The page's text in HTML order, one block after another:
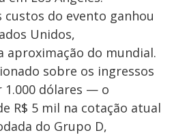
custos do evento ganhou
Unidos,
aproximação do mundial.
sobre os ingressos
1.000 dólares — o
R$ 5 mil na cotação atual
do Grupo D,